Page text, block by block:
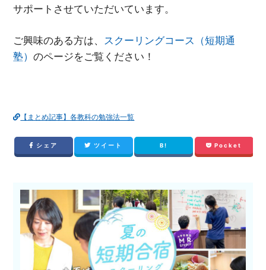
サポートさせていただいています。
ご興味のある方は、 スクーリングコース（短期通
塾）のページをご覧ください！
【まとめ記事】各教科の勉強法一覧
シェア ツイート B! Pocket